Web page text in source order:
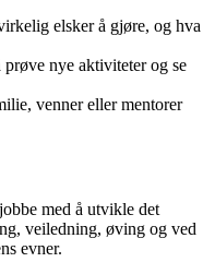
elsker å gjøre, og hva
nye aktiviteter og se
venner eller mentorer
med å utvikle det
veiledning, øving og ved
evner.